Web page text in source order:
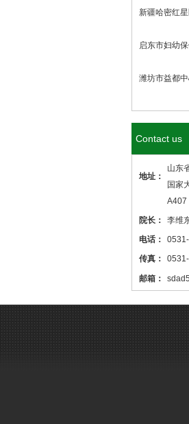
新疆哈密红
启东市妇幼
潍坊市益都
Contact us
地址：
山东
国家
A407
院长：
李维
电话：
传真：
邮箱：
设计 ，本站
http://
，转载请标